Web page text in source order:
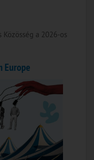
a 2026-os
Europe